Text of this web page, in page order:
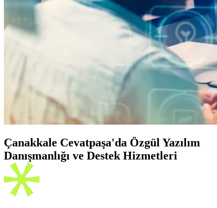
Çanakkale Cevatpaşa'da Özgül Yazılım
Danışmanlığı ve Destek Hizmetleri